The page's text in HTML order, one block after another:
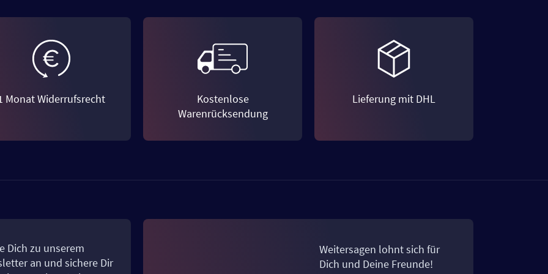
Monat Widerrufsrecht
Kostenlose
Warenrücksendung
Lieferung mit DHL
Dich zu unserem
an und sichere Dir
Weitersagen lohnt sich für
Dich und Deine Freunde!